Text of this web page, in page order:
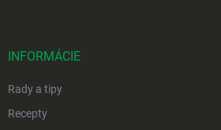
INFORMÁCIE
Rady a tipy
Recepty